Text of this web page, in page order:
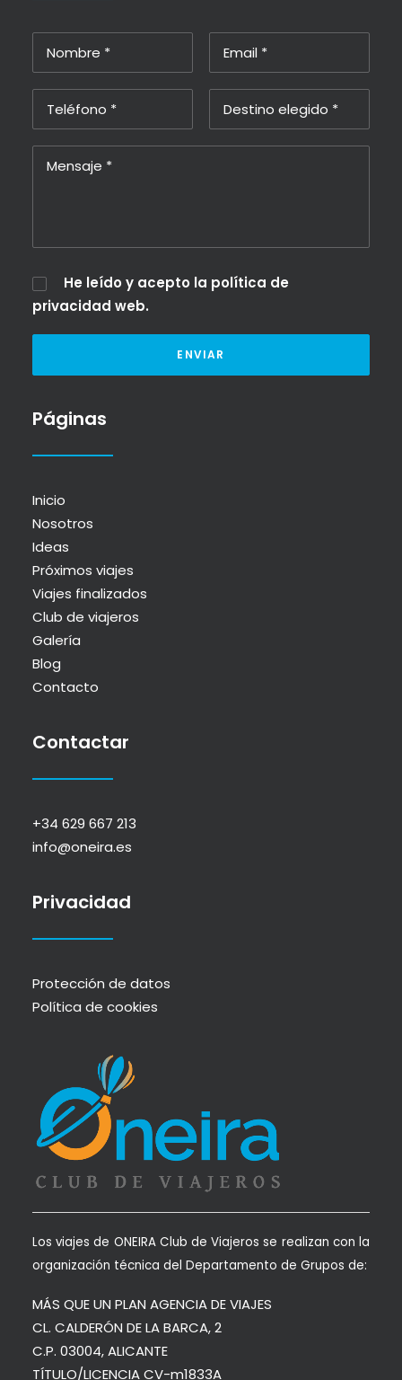
He leído y acepto la política de
privacidad web.
Páginas
Inicio
Nosotros
Ideas
Próximos viajes
Viajes finalizados
Club de viajeros
Galería
Blog
Contacto
Contactar
+34 629 667 213
info@oneira.es
Privacidad
Protección de datos
Política de cookies
Los viajes de ONEIRA Club de Viajeros se realizan con la
organización técnica del Departamento de Grupos de:
MÁS QUE UN PLAN AGENCIA DE VIAJES
CL. CALDERÓN DE LA BARCA, 2
C.P. 03004, ALICANTE
TÍTULO/LICENCIA CV-m1833A